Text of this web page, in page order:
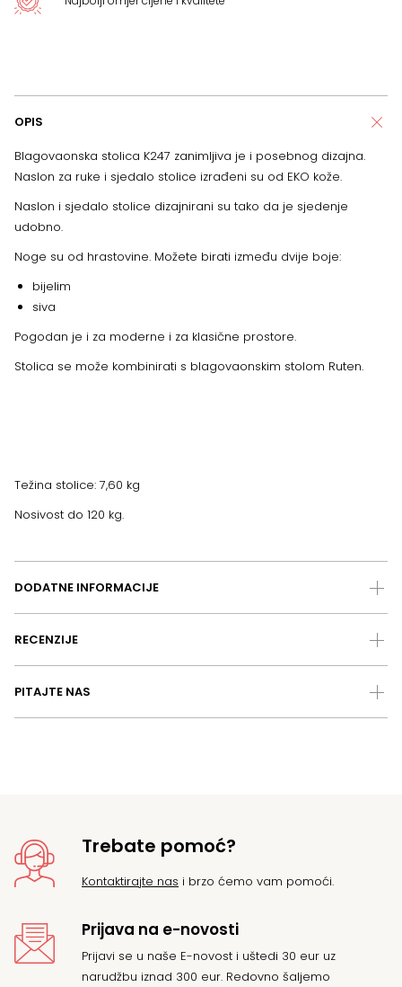
OPIS
Blagovaonska stolica K247 zanimljiva je i posebnog dizajna.
Naslon za ruke i sjedalo stolice izrađeni su od EKO kože.
Naslon i sjedalo stolice dizajnirani su tako da je sjedenje
udobno.
Noge su od hrastovine. Možete birati između dvije boje:
bijelim
siva
Pogodan je i za moderne i za klasične prostore.
Stolica se može kombinirati s blagovaonskim stolom Ruten.
Težina stolice: 7,60 kg
Nosivost do 120 kg.
DODATNE INFORMACIJE
RECENZIJE
PITAJTE NAS
Trebate pomoć?
Kontaktirajte nas i brzo ćemo vam pomoći.
Prijava na e-novosti
Prijavi se u naše E-novost i uštedi 30 eur uz
narudžbu iznad 300 eur. Redovno šaljemo